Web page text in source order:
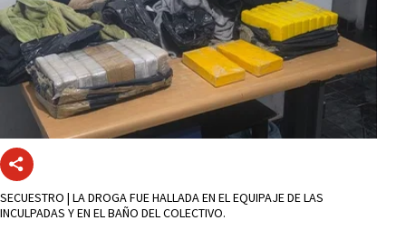
SECUESTRO | LA DROGA FUE HALLADA EN EL EQUIPAJE DE LAS
INCULPADAS Y EN EL BAÑO DEL COLECTIVO.